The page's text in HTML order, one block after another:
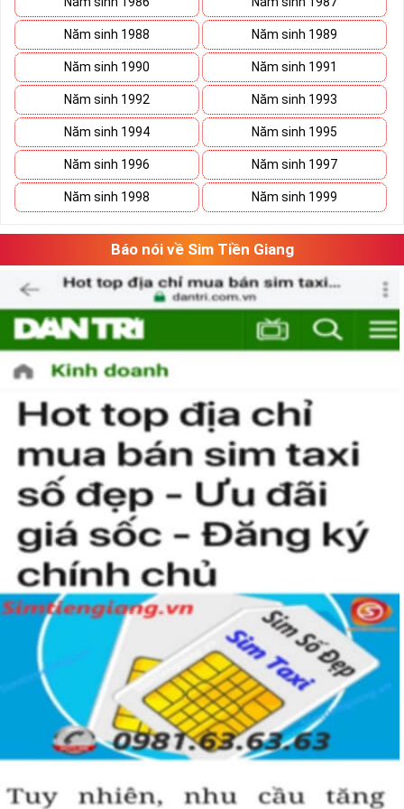
Sim Càng Ngày Càng Phát sim đuôi 1668 là một sim tốt.
Sim Càng Ngày Càng Phát sim đuôi 1668 đã có mặt tại Sim
Tiền Giang là nơi uy tín nhất. Kho Sim Tiền Giang đang triển
khai rất nhiều ưu đãi cho khách hàng thân thiết.
Bạn có thể thoải mái lựa chọn các loại Sim Cang Ngay
Cang Phat sim đuôi 1668 đảm bảo giá rẻ nhất. Ngoài ra
chúng tôi còn áp dụng chính sách giao hàng tận nhà cho
những khách hàng di chuyển.
Hiện nay, trên thị trường có rất nhiều đơn vị chuyên cung
khách hàng.
Tuy nhiên, không phải cửa hàng nào cũng đảm bảo được
uy tín và sự chuyên nghiệp trong các dịch vụ mang đến cho
khách hàng.
Đến với Sim Tiền Giang  khách hàng sẽ không phải lo về
chất lượng sim. Bởi chúng tôi cam kết đến người dùng
những số sim uy tín, chất lượng nhất.
Bên cạnh đó, khách hàng sẽ được đăng ký Sim chính chủ
miễn phí, được bảo hành sim dài hạn và có cơ hội nhận
được mức giá ưu đãi hấp dẫn.
Các Bước Đặt Mua Sim Càng Ngày
Càng Phát 1668 Giá Rẻ
Sim Tiền Giang là đơn vị cung cấp Sim Càng Ngày Càng
Phát sim đuôi 1668, sim giá rẻ uy tín chất lượng.
lựa số, một số phải vừa đẹp, vừa tốt về phong thủy thì mới
Năm sinh 1988 Năm sinh 1989
Năm sinh 1990 Năm sinh 1991
Năm sinh 1992 Năm sinh 1993
Năm sinh 1994 Năm sinh 1995
Năm sinh 1996 Năm sinh 1997
Năm sinh 1998 Năm sinh 1999
Báo nói về Sim Tiền Giang